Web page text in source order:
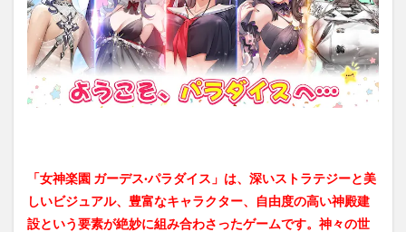
「女神楽園 ガーデス·パラダイス」は、深いストラテジーと美
しいビジュアル、豊富なキャラクター、自由度の高い神殿建
設という要素が絶妙に組み合わさったゲームです。神々の世